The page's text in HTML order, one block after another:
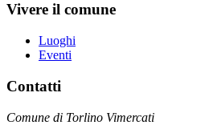
Vivere il comune
Luoghi
Eventi
Contatti
Comune di Torlino Vimercati